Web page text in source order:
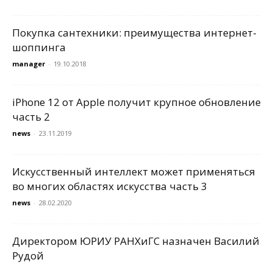
Покупка сантехники: преимущества интернет-
шоппинга
manager - 19.10.2018
iPhone 12 от Apple получит крупное обновление
часть 2
news - 23.11.2019
Искусственный интеллект может применяться
во многих областях искусства часть 3
news - 28.02.2020
Директором ЮРИУ РАНХиГС назначен Василий
Рудой